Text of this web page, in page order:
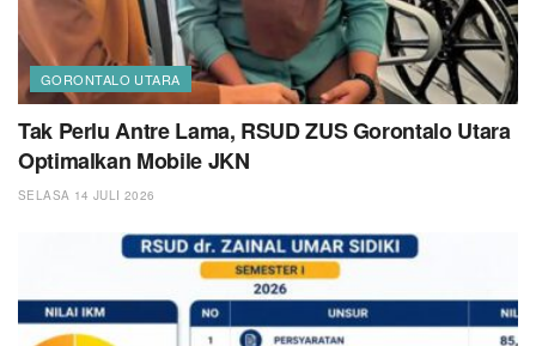
GORONTALO UTARA
Tak Perlu Antre Lama, RSUD ZUS Gorontalo Utara
Optimalkan Mobile JKN
SELASA 14 JULI 2026